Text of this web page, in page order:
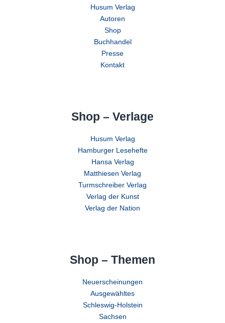
Husum Verlag
Autoren
Shop
Buchhandel
Presse
Kontakt
Shop – Verlage
Husum Verlag
Hamburger Lesehefte
Hansa Verlag
Matthiesen Verlag
Turmschreiber Verlag
Verlag der Kunst
Verlag der Nation
Shop – Themen
Neuerscheinungen
Ausgewähltes
Schleswig-Holstein
Sachsen